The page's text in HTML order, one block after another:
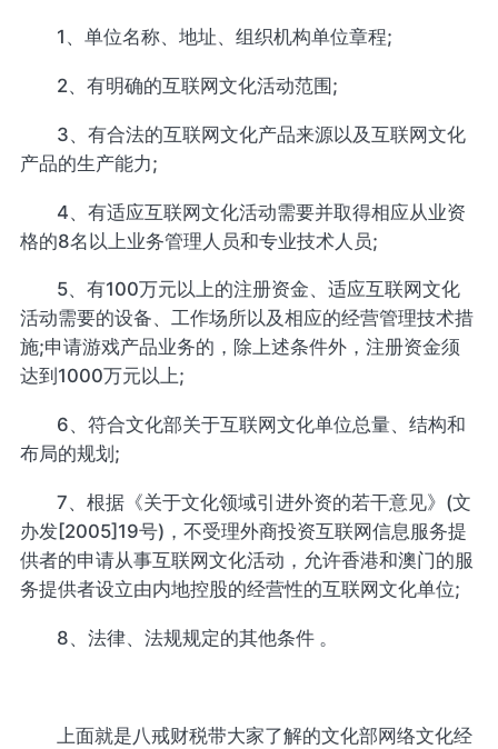
1、单位名称、地址、组织机构单位章程;
2、有明确的互联网文化活动范围;
3、有合法的互联网文化产品来源以及互联网文化
产品的生产能力;
4、有适应互联网文化活动需要并取得相应从业资
格的8名以上业务管理人员和专业技术人员;
5、有100万元以上的注册资金、适应互联网文化
活动需要的设备、工作场所以及相应的经营管理技术措
施;申请游戏产品业务的，除上述条件外，注册资金须
达到1000万元以上;
6、符合文化部关于互联网文化单位总量、结构和
布局的规划;
7、根据《关于文化领域引进外资的若干意见》(文
办发[2005]19号)，不受理外商投资互联网信息服务提
供者的申请从事互联网文化活动，允许香港和澳门的服
务提供者设立由内地控股的经营性的互联网文化单位;
8、法律、法规规定的其他条件 。
上面就是八戒财税带大家了解的文化部网络文化经